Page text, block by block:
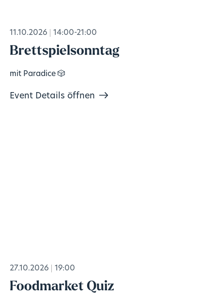
11.10.2026 14:00-21:00
Brettspielsonntag
mit Paradice 🎲
Event Details öffnen
27.10.2026 19:00
Foodmarket Quiz